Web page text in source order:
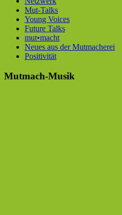
Mut-Talks
Young Voices
Future Talks
mut•macht
Neues aus der Mutmacherei
Positivität
Mutmach-Musik